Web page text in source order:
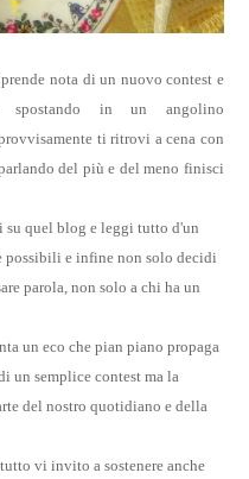
nota di un nuovo contest e
in un angolino
ti ritrovi a cena con
del più e del meno finisci
su quel blog e leggi tutto d'un
possibili e infine non solo decidi
parola, non solo a chi ha un
un eco che pian piano propaga
un semplice contest ma la
del nostro quotidiano e della
vi invito a sostenere anche